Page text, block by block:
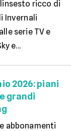
ricco di
Invernali
serie TV e
e...
2026: piani
grandi
abbonamenti